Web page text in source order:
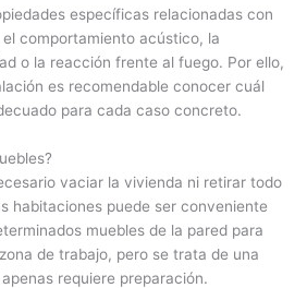
específicas relacionadas con
comportamiento acústico, la
o la reacción frente al fuego. Por ello,
es recomendable conocer cuál
para cada caso concreto.
vaciar la vivienda ni retirar todo
habitaciones puede ser conveniente
muebles de la pared para
de trabajo, pero se trata de una
requiere preparación.